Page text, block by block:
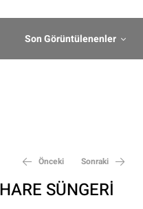
Son Görüntülenenler
Önceki Sonraki
SÜNGERİ